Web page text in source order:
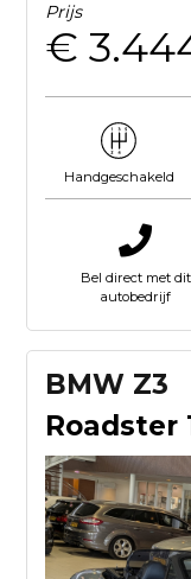
Prijs
€
Handgeschakeld
Bel direct met dit
autobedrijf
BMW Z3